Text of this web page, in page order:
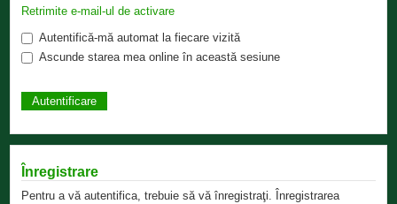
Retrimite e-mail-ul de activare
Autentifică-mă automat la fiecare vizită
Ascunde starea mea online în această sesiune
Înregistrare
Pentru a vă autentifica, trebuie să vă înregistraţi. Înregistrarea